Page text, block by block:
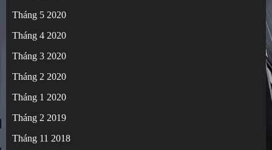
Tháng 5 2020
Tháng 4 2020
Tháng 3 2020
Tháng 2 2020
Tháng 1 2020
Tháng 2 2019
Tháng 11 2018